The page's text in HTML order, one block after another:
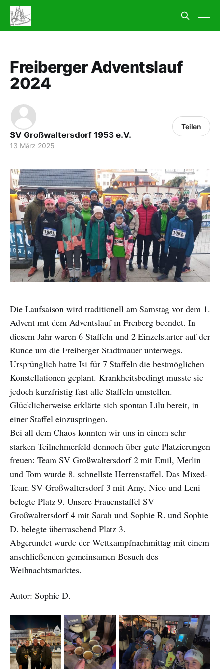
Freiberger Adventslauf
2024
SV Großwaltersdorf 1953 e.V.
13 März 2025
Teilen
Die Laufsaison wird traditionell am Samstag vor dem 1.
Advent mit dem Adventslauf in Freiberg beendet. In
diesem Jahr waren 6 Staffeln und 2 Einzelstarter auf der
Runde um die Freiberger Stadtmauer unterwegs.
Ursprünglich hatte Isi für 7 Staffeln die bestmöglichen
Konstellationen geplant. Krankheitsbedingt musste sie
jedoch kurzfristig fast alle Staffeln umstellen.
Glücklicherweise erklärte sich spontan Lilu bereit, in
einer Staffel einzuspringen.
Bei all dem Chaos konnten wir uns in einem sehr
starken Teilnehmerfeld dennoch über gute Platzierungen
freuen: Team SV Großwaltersdorf 2 mit Emil, Merlin
und Tom wurde 8. schnellste Herrenstaffel. Das Mixed-
Team SV Großwaltersdorf 3 mit Amy, Nico und Leni
belegte Platz 9. Unsere Frauenstaffel SV
Großwaltersdorf 4 mit Sarah und Sophie R. und Sophie
D. belegte überraschend Platz 3.
Abgerundet wurde der Wettkampfnachmittag mit einem
anschließenden gemeinsamen Besuch des
Weihnachtsmarktes.
Autor: Sophie D.